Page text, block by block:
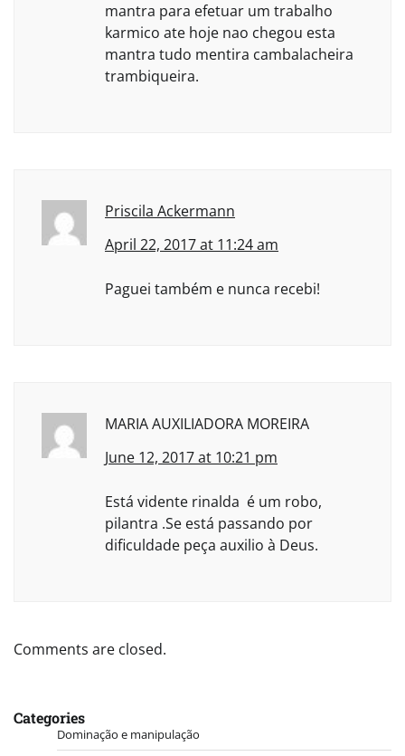
mantra para efetuar um trabalho
karmico ate hoje nao chegou esta
mantra tudo mentira cambalacheira
trambiqueira.
Priscila Ackermann
April 22, 2017 at 11:24 am
Paguei também e nunca recebi!
MARIA AUXILIADORA MOREIRA
June 12, 2017 at 10:21 pm
Está vidente rinalda é um robo,
pilantra .Se está passando por
dificuldade peça auxilio à Deus.
Comments are closed.
Categories
Dominação e manipulação